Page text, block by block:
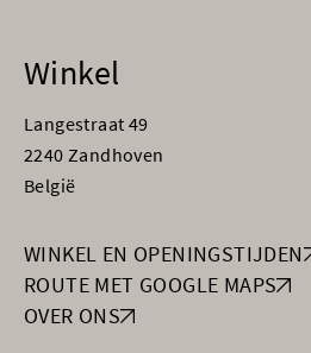
Winkel
Langestraat 49
2240 Zandhoven
België
WINKEL EN OPENINGSTIJDEN
ROUTE MET GOOGLE MAPS
OVER ONS